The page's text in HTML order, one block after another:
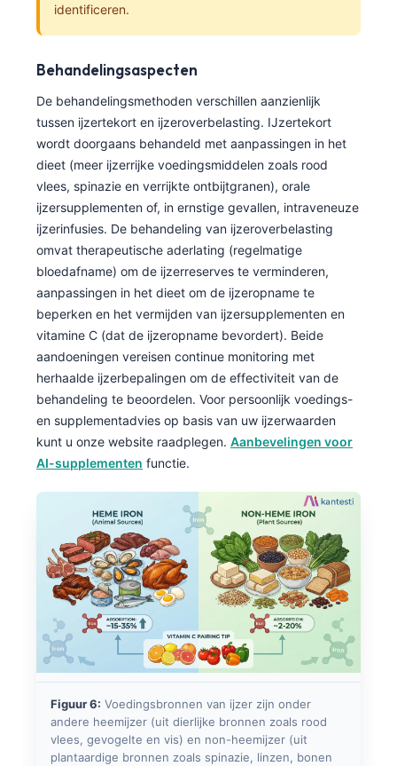
identificeren.
Behandelingsaspecten
De behandelingsmethoden verschillen aanzienlijk
tussen ijzertekort en ijzeroverbelasting. IJzertekort
wordt doorgaans behandeld met aanpassingen in het
dieet (meer ijzerrijke voedingsmiddelen zoals rood
vlees, spinazie en verrijkte ontbijtgranen), orale
ijzersupplementen of, in ernstige gevallen, intraveneuze
ijzerinfusies. De behandeling van ijzeroverbelasting
omvat therapeutische aderlating (regelmatige
bloedafname) om de ijzerreserves te verminderen,
aanpassingen in het dieet om de ijzeropname te
beperken en het vermijden van ijzersupplementen en
vitamine C (dat de ijzeropname bevordert). Beide
aandoeningen vereisen continue monitoring met
herhaalde ijzerbepalingen om de effectiviteit van de
behandeling te beoordelen. Voor persoonlijk voedings-
en supplementadvies op basis van uw ijzerwaarden
kunt u onze website raadplegen. Aanbevelingen voor
AI-supplementen functie.
Figuur 6: Voedingsbronnen van ijzer zijn onder
andere heemijzer (uit dierlijke bronnen zoals rood
vlees, gevogelte en vis) en non-heemijzer (uit
plantaardige bronnen zoals spinazie, linzen, bonen
తెలుగు
தமிழ்
ಕನ್ನಡ
മലയാളം
Bahasa Melayu
Tiếng Việt
Tagalog
ភាសាខ្មែរ
Kiswahili
አማርኛ
Українська
O‘zbekcha
Català
Қазақ тілі
Suomi
Hrvatski
Slovenčina
پښتو
سنڌي
සිංහල
Galego